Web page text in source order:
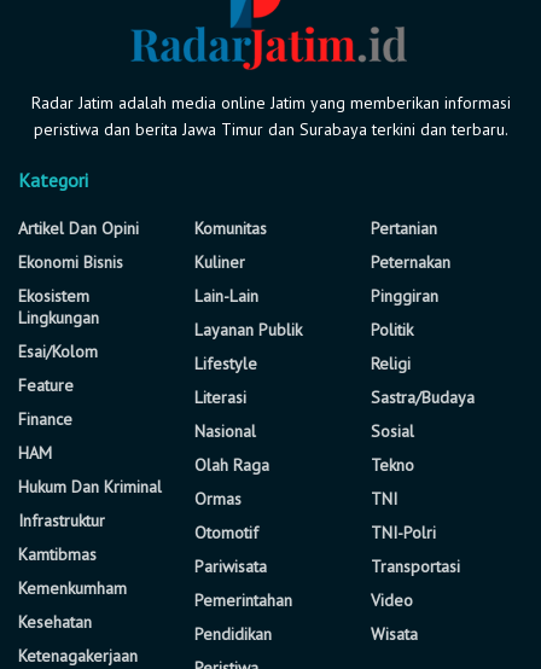
Radar Jatim adalah media online Jatim yang memberikan informasi
peristiwa dan berita Jawa Timur dan Surabaya terkini dan terbaru.
Kategori
Artikel Dan Opini
Ekonomi Bisnis
Ekosistem
Lingkungan
Esai/Kolom
Feature
Finance
HAM
Hukum Dan Kriminal
Infrastruktur
Kamtibmas
Kemenkumham
Kesehatan
Ketenagakerjaan
Komunitas
Kuliner
Lain-Lain
Layanan Publik
Lifestyle
Literasi
Nasional
Olah Raga
Ormas
Otomotif
Pariwisata
Pemerintahan
Pendidikan
Pertanian
Peternakan
Pinggiran
Politik
Religi
Sastra/Budaya
Sosial
Tekno
TNI
TNI-Polri
Transportasi
Video
Wisata